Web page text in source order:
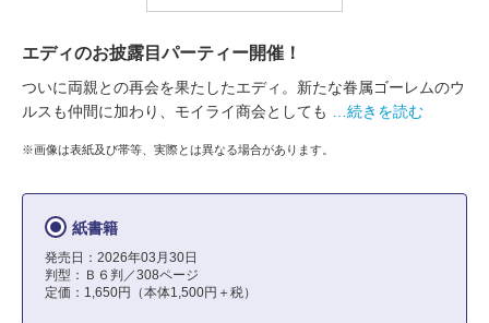
エディのお披露目パーティー開催！
ついに両親との再会を果たしたエディ。新たな眷属ゴーレムのウ
ルスも仲間に加わり、モイライ商会としても
…続きを読む
※画像は表紙及び帯等、実際とは異なる場合があります。
紙書籍
発売日：2026年03月30日
判型：Ｂ６判／308ページ
定価：1,650円（本体1,500円＋税）